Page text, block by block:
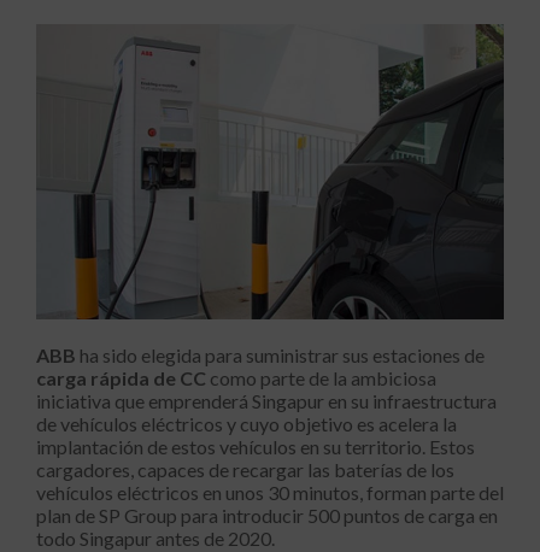
ABB ha sido elegida para suministrar sus estaciones de
carga rápida de CC como parte de la ambiciosa
iniciativa que emprenderá Singapur en su infraestructura
de vehículos eléctricos y cuyo objetivo es acelera la
implantación de estos vehículos en su territorio. Estos
cargadores, capaces de recargar las baterías de los
vehículos eléctricos en unos 30 minutos, forman parte del
plan de SP Group para introducir 500 puntos de carga en
todo Singapur antes de 2020.